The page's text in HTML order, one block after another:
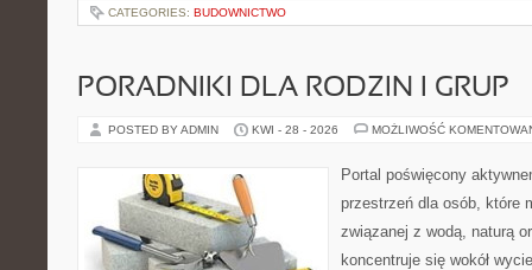
CATEGORIES: BUDOWNICTWO
PORADNIKI DLA RODZIN I GRUP
POSTED BY ADMIN KWI - 28 - 2026 MOŻLIWOŚĆ
Portal poświęcony
przestrzeń dla osób, które
związanej z wodą, naturą
koncentruje się wokół